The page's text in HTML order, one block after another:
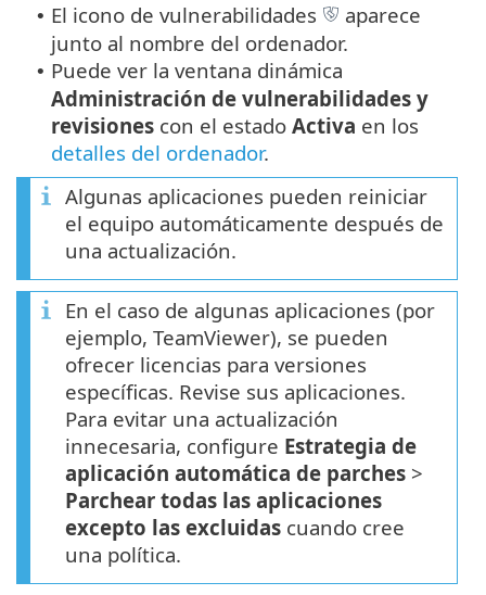
• El icono de vulnerabilidades
aparece
junto al nombre del ordenador.
• Puede ver la ventana dinámica
Administración de vulnerabilidades y
revisiones con el estado Activa en los
detalles del ordenador.
Algunas aplicaciones pueden reiniciar
el equipo automáticamente después de
una actualización.
En el caso de algunas aplicaciones (por
ejemplo, TeamViewer), se pueden
ofrecer licencias para versiones
específicas. Revise sus aplicaciones.
Para evitar una actualización
innecesaria, configure Estrategia de
aplicación automática de parches >
Parchear todas las aplicaciones
excepto las excluidas cuando cree
una política.